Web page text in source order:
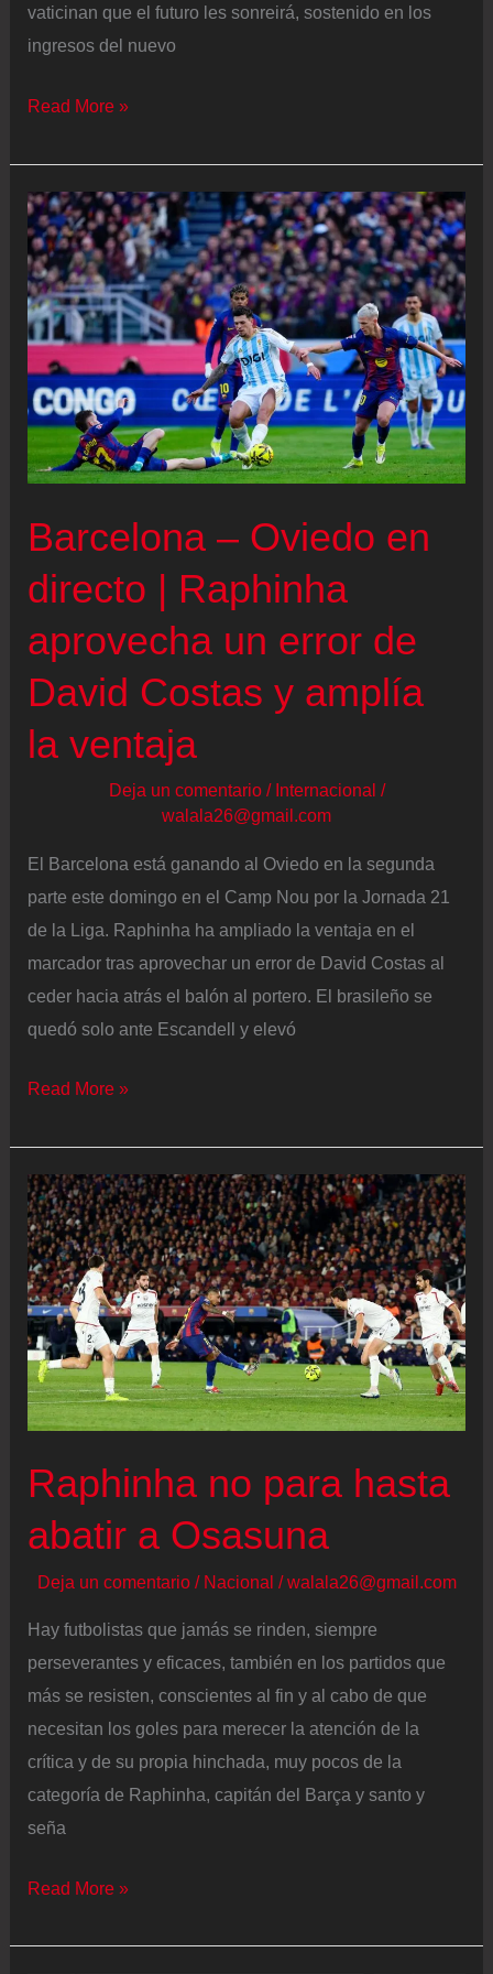
vaticinan que el futuro les sonreirá, sostenido en los
ingresos del nuevo
Radiografía
del
Barça:
entre
la
deuda
y
la
ilusión
de
Lamine
Read More »
Barcelona – Oviedo en
directo | Raphinha
aprovecha un error de
David Costas y amplía
la ventaja
Deja un comentario / Internacional /
walala26@gmail.com
El Barcelona está ganando al Oviedo en la segunda
parte este domingo en el Camp Nou por la Jornada 21
de la Liga. Raphinha ha ampliado la ventaja en el
marcador tras aprovechar un error de David Costas al
ceder hacia atrás el balón al portero. El brasileño se
quedó solo ante Escandell y elevó
Barcelona
Oviedo
en
directo
|
Raphinha
aprovecha
un
error
de
Costas
amplía
la
Read More »
Raphinha no para hasta
abatir a Osasuna
Deja un comentario / Nacional /walala26@gmail.com
Hay futbolistas que jamás se rinden, siempre
perseverantes y eficaces, también en los partidos que
más se resisten, conscientes al fin y al cabo de que
necesitan los goles para merecer la atención de la
crítica y de su propia hinchada, muy pocos de la
categoría de Raphinha, capitán del Barça y santo y
seña
Raphinha
para
Read More »